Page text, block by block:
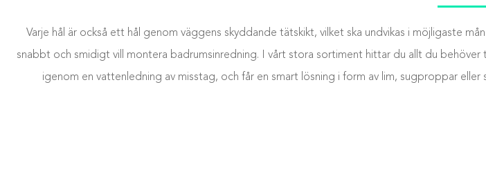
Varje hål är också ett hål genom väggens skyddande tätskikt, vilket ska undvikas i möjligaste
snabbt och smidigt vill montera badrumsinredning. I vårt stora sortiment hittar du allt du
igenom en vattenledning av misstag, och får en smart lösning i form av lim, sugproppar